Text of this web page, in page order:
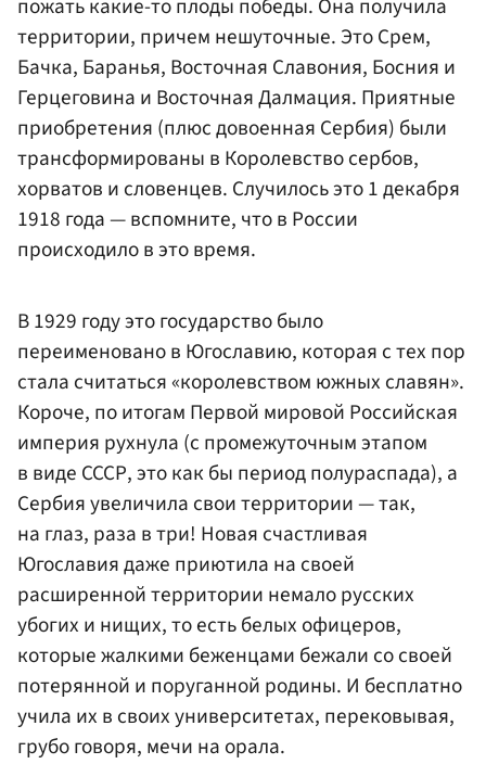
пожать какие-то плоды победы. Она получила
территории, причем нешуточные. Это Срем,
Бачка, Баранья, Восточная Славония, Босния и
Герцеговина и Восточная Далмация. Приятные
приобретения (плюс довоенная Сербия) были
трансформированы в Королевство сербов,
хорватов и словенцев. Случилось это 1 декабря
1918 года — вспомните, что в России
происходило в это время.
В 1929 году это государство было
переименовано в Югославию, которая с тех пор
стала считаться «королевством южных славян».
Короче, по итогам Первой мировой Российская
империя рухнула (с промежуточным этапом
в виде СССР, это как бы период полураспада), а
Сербия увеличила свои территории — так,
на глаз, раза в три! Новая счастливая
Югославия даже приютила на своей
расширенной территории немало русских
убогих и нищих, то есть белых офицеров,
которые жалкими беженцами бежали со своей
потерянной и поруганной родины. И бесплатно
учила их в своих университетах, перековывая,
грубо говоря, мечи на орала.